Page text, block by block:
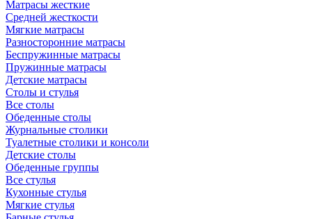
Матрасы жесткие
Средней жесткости
Мягкие матрасы
Разносторонние матрасы
Беспружинные матрасы
Пружинные матрасы
Детские матрасы
Столы и стулья
Все столы
Обеденные столы
Журнальные столики
Туалетные столики и консоли
Детские столы
Обеденные группы
Все стулья
Кухонные стулья
Мягкие стулья